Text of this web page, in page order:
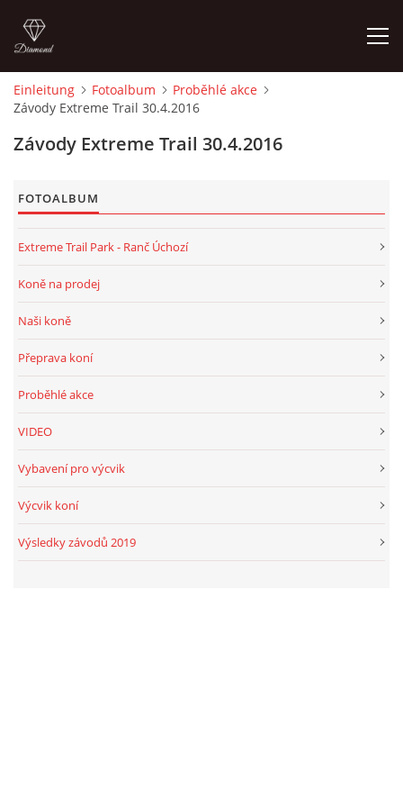
EINLEITUNG
© 2026 eStránky.cz
Einleitung Fotoalbum
Proběhlé akce
Závody Extreme Trail 30.4.2016
Závody Extreme Trail 30.4.2016
FOTOALBUM
Extreme Trail Park - Ranč Úchozí
Koně na prodej
Naši koně
Přeprava koní
Proběhlé akce
VIDEO
Vybavení pro výcvik
Výcvik koní
Výsledky závodů 2019